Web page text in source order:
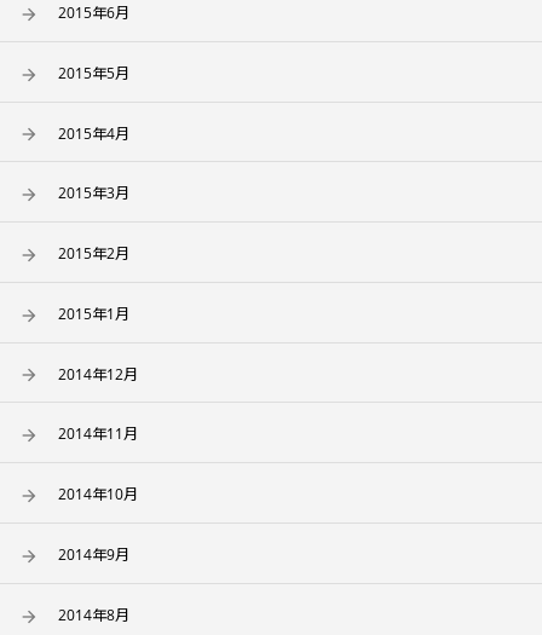
2015年6月
2015年5月
2015年4月
2015年3月
2015年2月
2015年1月
2014年12月
2014年11月
2014年10月
2014年9月
2014年8月